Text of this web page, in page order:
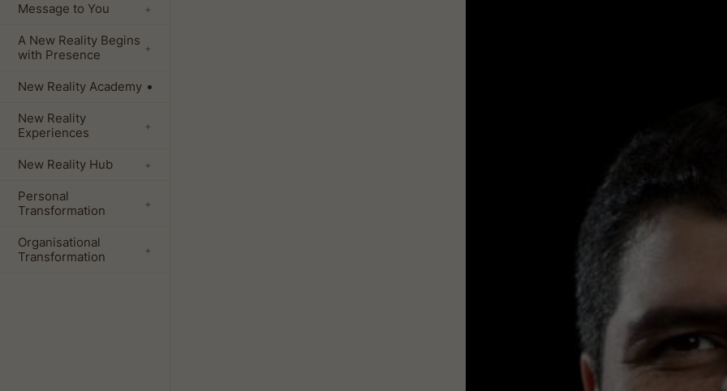
Message to You +
A New Reality Begins
with Presence
+
New Reality Academy
New Reality
Experiences
+
New Reality Hub +
Personal
Transformation
+
Organisational
Transformation
+